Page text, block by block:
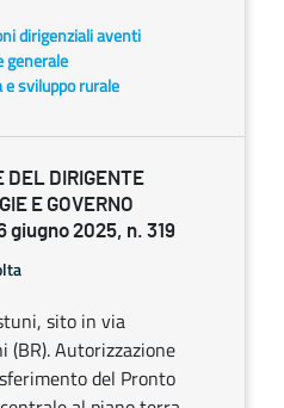
dirigenziali aventi
generale
sviluppo rurale
DEL DIRIGENTE
E GOVERNO
giugno 2025, n. 319
sito in via
(BR). Autorizzazione
del Pronto